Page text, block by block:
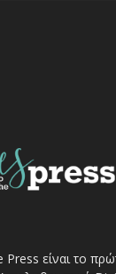
Press είναι το